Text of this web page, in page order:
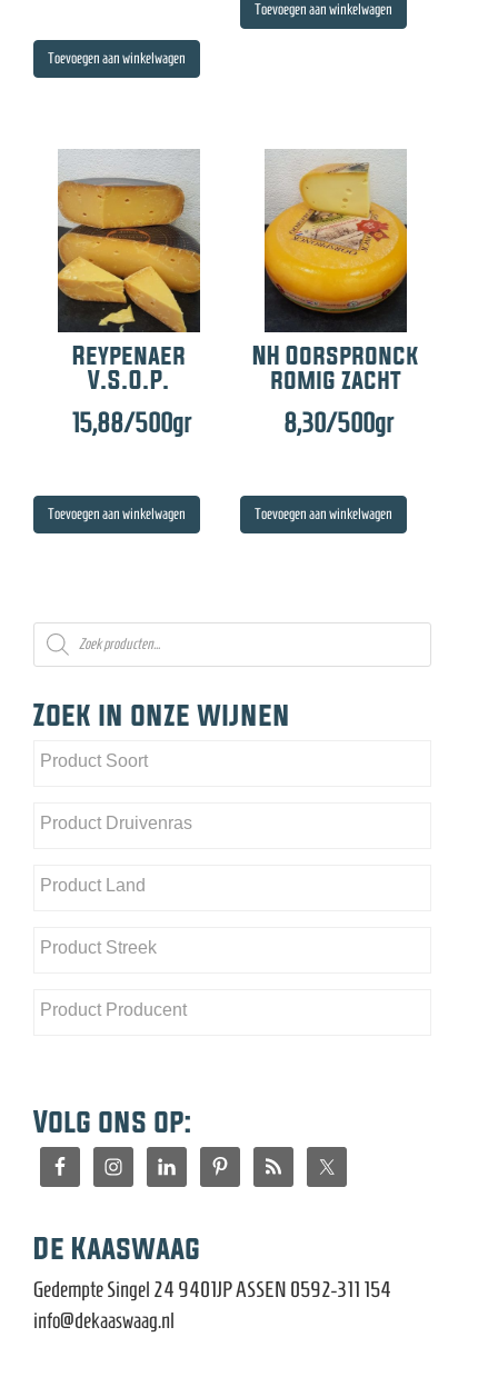
Toevoegen aan winkelwagen
Toevoegen aan winkelwagen
Reypenaer
V.S.O.P.
15,88/500gr
Toevoegen aan winkelwagen
NH Oorspronck
romig zacht
8,30/500gr
Toevoegen aan winkelwagen
Producten
zoeken
Zoek in onze wijnen
Volg ons op:
De Kaaswaag
Gedempte Singel 24 9401JP ASSEN 0592-311 154
info@dekaaswaag.nl